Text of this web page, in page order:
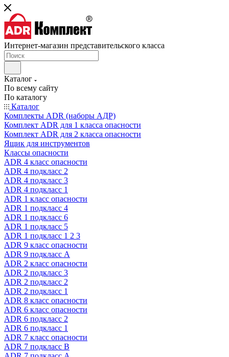
Интернет-магазин представительского класса
Каталог
По всему сайту
По каталогу
Каталог
Комплекты ADR (наборы АДР)
Комплект ADR для 1 класса опасности
Комплект ADR для 2 класса опасности
Ящик для инструментов
Классы опасности
ADR 4 класс опасности
ADR 4 подкласс 2
ADR 4 подкласс 3
ADR 4 подкласс 1
ADR 1 класс опасности
ADR 1 подкласс 4
ADR 1 подкласс 6
ADR 1 подкласс 5
ADR 1 подкласс 1 2 3
ADR 9 класс опасности
ADR 9 подкласс A
ADR 2 класс опасности
ADR 2 подкласс 3
ADR 2 подкласс 2
ADR 2 подкласс 1
ADR 8 класс опасности
ADR 6 класс опасности
ADR 6 подкласс 2
ADR 6 подкласс 1
ADR 7 класс опасности
ADR 7 подкласс B